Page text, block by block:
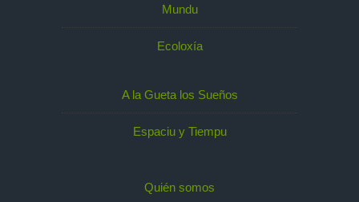
Mundu
Ecoloxía
A la Gueta los Sueños
Espaciu y Tiempu
Quién somos